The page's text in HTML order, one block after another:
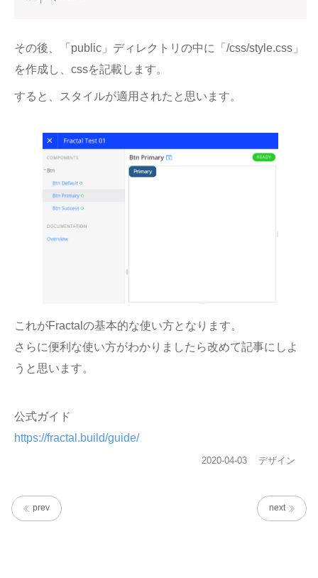
その後、「public」ディレクトリの中に「/css/style.css」
を作成し、cssを記載します。
すると、スタイルが適用されたと思います。
これがFractalの基本的な使い方となります。
さらに便利な使い方がわかりましたら改めて記事にしよ
うと思います。
公式ガイド
https://fractal.build/guide/
投
2020-04-03
カ
リ
ー
デザイン
prev next